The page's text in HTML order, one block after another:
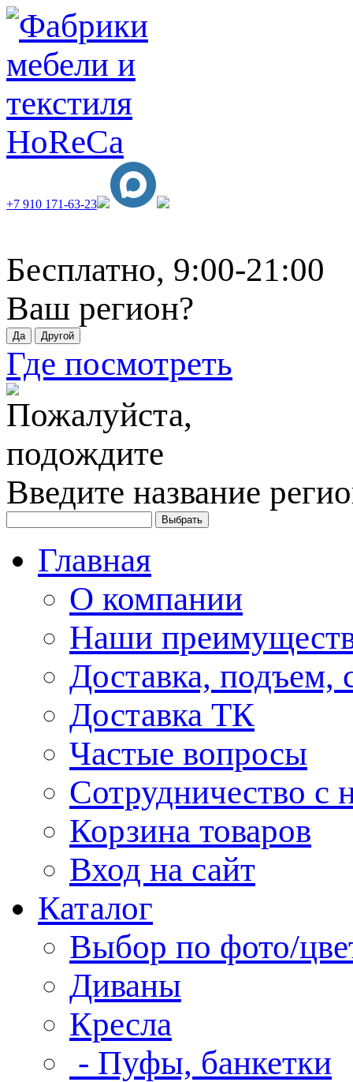
+7 910 171-63-23
Бесплатно, 9:00-21:00
Ваш регион?
Где посмотреть
Введите название
Главная
О компании
Наши
Доставка, подъем,
Доставка ТК
Частые вопросы
Сотрудничество с
Корзина товаров
Вход на сайт
Каталог
Выбор по фото/
Диваны
Кресла
- Пуфы, банкетки